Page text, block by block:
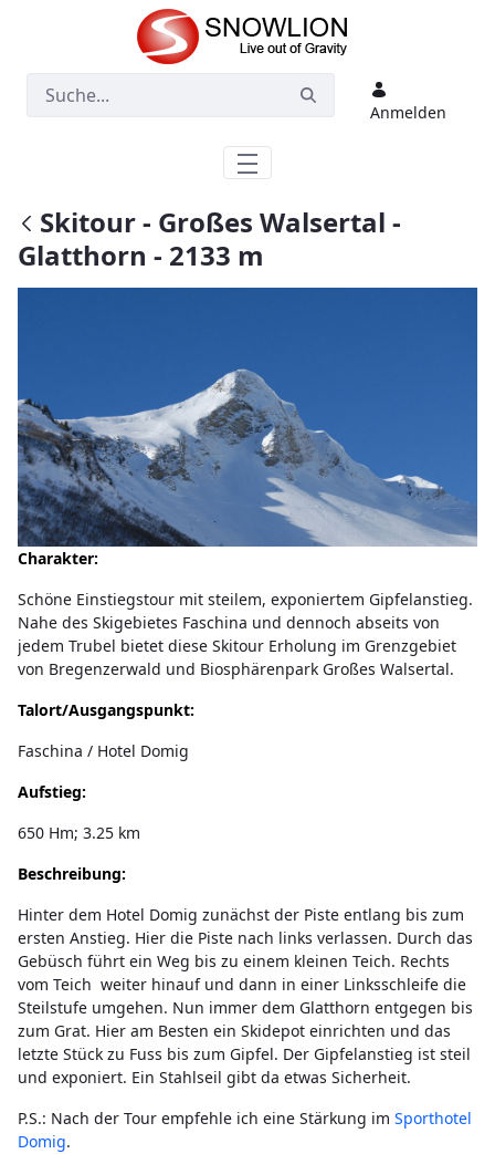
Zum Hauptinhalt springen
Anmelden
Skitour - Großes Walsertal -
Glatthorn - 2133 m
Charakter:
Schöne Einstiegstour mit steilem, exponiertem Gipfelanstieg.
Nahe des Skigebietes Faschina und dennoch abseits von
jedem Trubel bietet diese Skitour Erholung im Grenzgebiet
von Bregenzerwald und Biosphärenpark Großes Walsertal.
Talort/Ausgangspunkt:
Faschina / Hotel Domig
Aufstieg:
650 Hm; 3.25 km
Beschreibung:
Hinter dem Hotel Domig zunächst der Piste entlang bis zum
ersten Anstieg. Hier die Piste nach links verlassen. Durch das
Gebüsch führt ein Weg bis zu einem kleinen Teich. Rechts
vom Teich weiter hinauf und dann in einer Linksschleife die
Steilstufe umgehen. Nun immer dem Glatthorn entgegen bis
zum Grat. Hier am Besten ein Skidepot einrichten und das
letzte Stück zu Fuss bis zum Gipfel. Der Gipfelanstieg ist steil
und exponiert. Ein Stahlseil gibt da etwas Sicherheit.
P.S.: Nach der Tour empfehle ich eine Stärkung im Sporthotel
Domig.